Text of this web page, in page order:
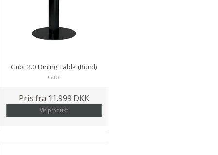
Gubi 2.0 Dining Table (Rund)
Gubi
Pris fra 11.999 DKK
Vis produkt